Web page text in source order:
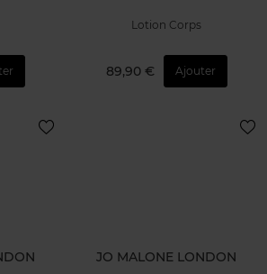
Lotion Corps
89,90 € Ajouter
JO MALONE LONDON